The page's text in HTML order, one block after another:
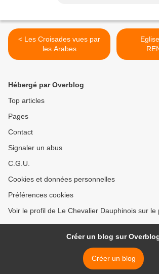
< Les Croisades vues par
les Arabes
Hébergé par Overblog
Top articles
Pages
Contact
Signaler un abus
C.G.U.
Cookies et données personnelles
Préférences cookies
Voir le profil de Le Chevalier Dauphinois sur le
Créer un blog sur
Créer un blog